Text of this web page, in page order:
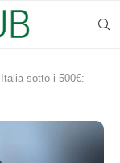
sotto i 500€: